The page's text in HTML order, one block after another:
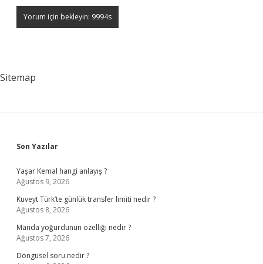
Sitemap
Sidebar
Son Yazılar
Yaşar Kemal hangi anlayış ?
Ağustos 9, 2026
Kuveyt Türk’te günlük transfer limiti nedir ?
Ağustos 8, 2026
Manda yoğurdunun özelliği nedir ?
Ağustos 7, 2026
Döngüsel soru nedir ?